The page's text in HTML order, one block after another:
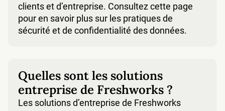
clients et d’entreprise. Consultez cette page
pour en savoir plus sur les pratiques de
sécurité et de confidentialité des données.
Quelles sont les solutions
entreprise de Freshworks ?
Les solutions d’entreprise de Freshworks